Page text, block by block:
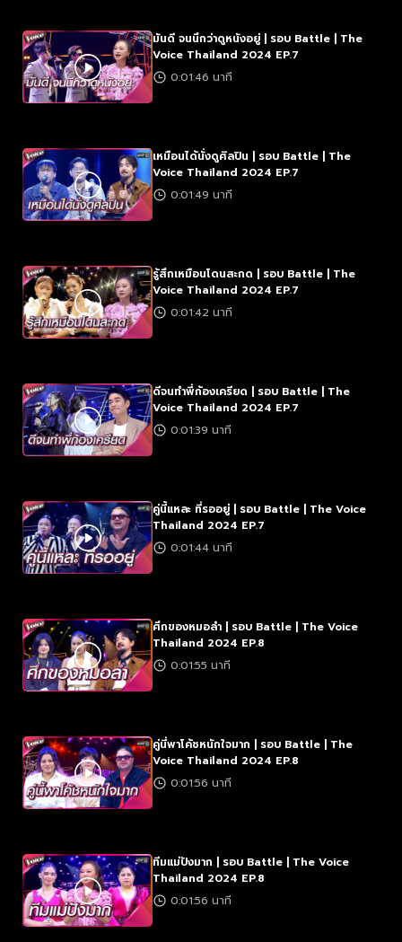
มันดี จนนึกว่าดูหนังอยู่ | รอบ Battle | The
Voice Thailand 2024 EP.7
0:01:46 นาที
เหมือนได้นั่งดูศิลปิน | รอบ Battle | The
Voice Thailand 2024 EP.7
0:01:49 นาที
รู้สึกเหมือนโดนสะกด | รอบ Battle | The
Voice Thailand 2024 EP.7
0:01:42 นาที
ดีจนทำพี่ก้องเครียด | รอบ Battle | The
Voice Thailand 2024 EP.7
0:01:39 นาที
คู่นี้แหละ ที่รออยู่ | รอบ Battle | The Voice
Thailand 2024 EP.7
0:01:44 นาที
ศึกของหมอลำ | รอบ Battle | The Voice
Thailand 2024 EP.8
0:01:55 นาที
คู่นี่พาโค้ชหนักใจมาก | รอบ Battle | The
Voice Thailand 2024 EP.8
0:01:56 นาที
ทีมแม่ปังมาก | รอบ Battle | The Voice
Thailand 2024 EP.8
0:01:56 นาที